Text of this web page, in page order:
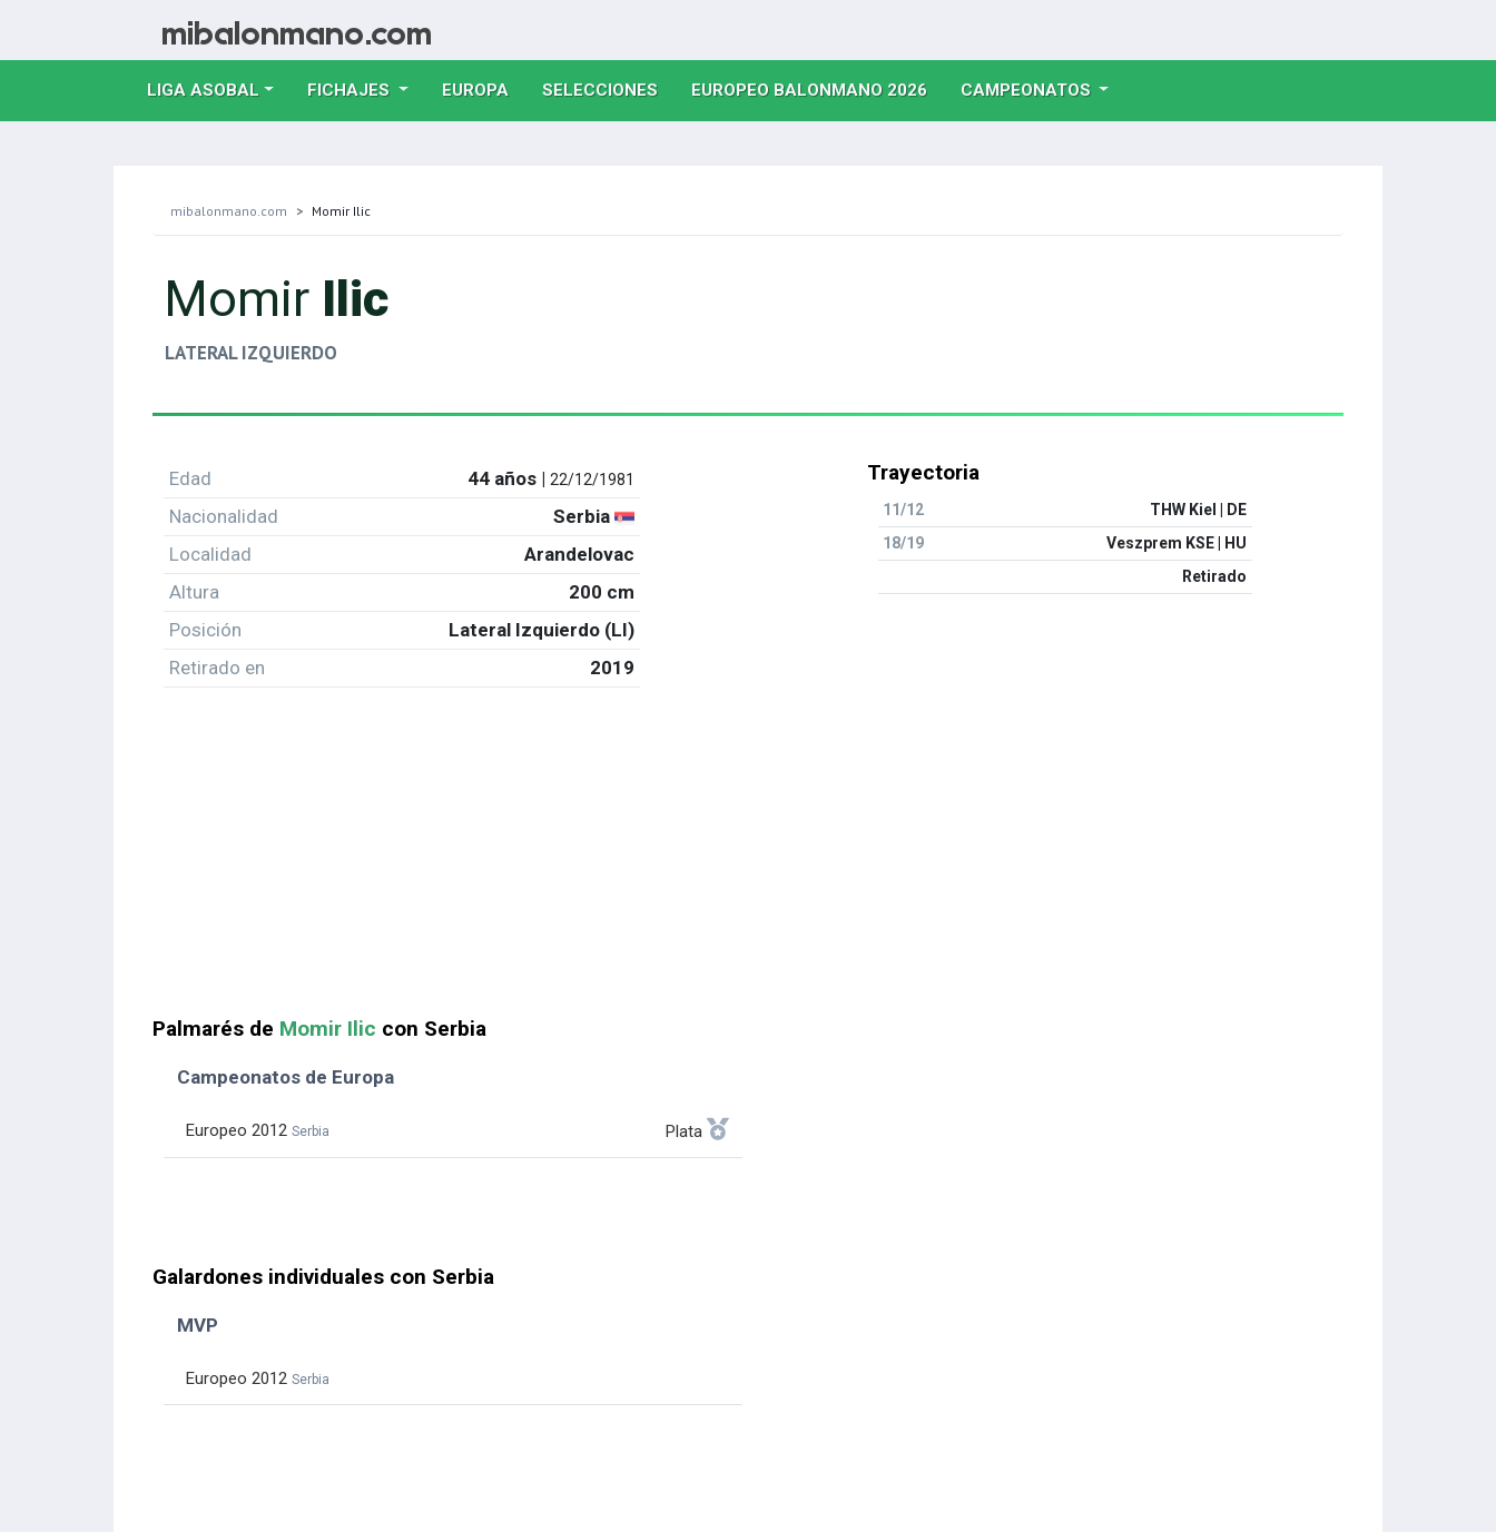
LIGA ASOBAL FICHAJES EUROPA(CURRENT)
SELECCIONES(CURRENT)
EUROPEO BALONMANO 2026(CURRENT)
CAMPEONATOS
mibalonmano.com Momir Ilic
Momir Ilic
LATERAL IZQUIERDO
Edad 44 años |22/12/1981
Nacionalidad
Serbia
Localidad
Arandelovac
Altura
200 cm
Posición
Lateral Izquierdo (LI)
Retirado en
2019
Trayectoria
11/12
THW Kiel | DE
18/19
Veszprem KSE | HU
Retirado
Palmarés de Momir Ilic con Serbia
Campeonatos de Europa
Europeo 2012 Serbia Plata
Galardones individuales con Serbia
MVP
Europeo 2012 Serbia